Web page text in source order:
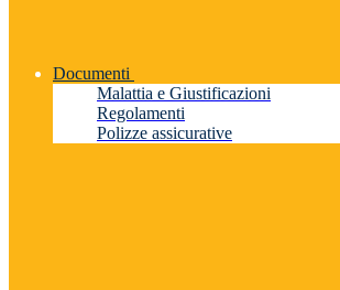
Documenti
Malattia e Giustificazioni
Regolamenti
Polizze assicurative